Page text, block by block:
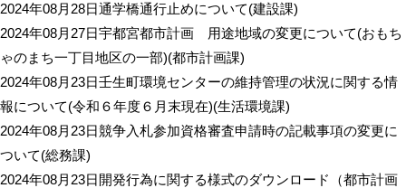
2024年08月28日通学橋通行止めについて(建設課)
2024年08月27日宇都宮都市計画 用途地域の変更について(おもち
ゃのまち一丁目地区の一部)(都市計画課)
2024年08月23日壬生町環境センターの維持管理の状況に関する情
報について(令和６年度６月末現在)(生活環境課)
2024年08月23日競争入札参加資格審査申請時の記載事項の変更に
ついて(総務課)
2024年08月23日開発行為に関する様式のダウンロード（都市計画